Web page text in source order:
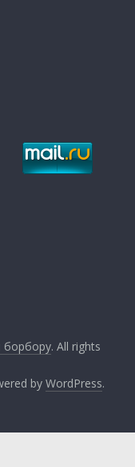
борбору. All rights
by WordPress.